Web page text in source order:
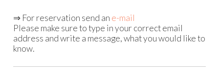
⇒ For reservation send an e-mail
Please make sure to type in your correct email
address and write a message, what you would like to
know.